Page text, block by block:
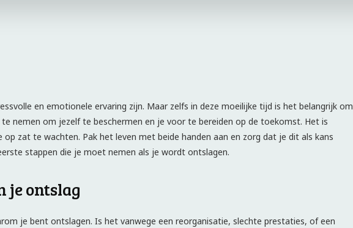
en emotionele ervaring zijn. Maar zelfs in deze moeilijke tijd is het belangrijk om
nemen om jezelf te beschermen en je voor te bereiden op de toekomst. Het is
op zat te wachten. Pak het leven met beide handen aan en zorg dat je dit als kans
stappen die je moet nemen als je wordt ontslagen.
je ontslag
je bent ontslagen. Is het vanwege een reorganisatie, slechte prestaties, of een